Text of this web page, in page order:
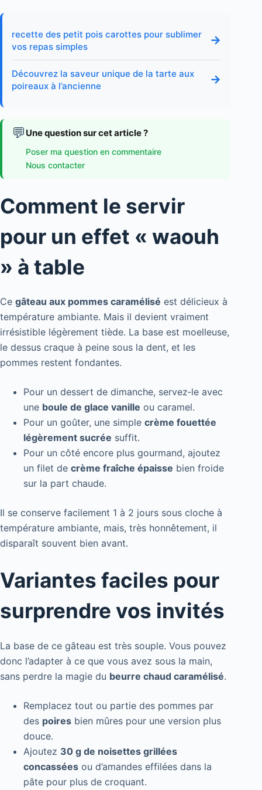
recette des petit pois carottes pour sublimer
vos repas simples
→
Découvrez la saveur unique de la tarte aux
poireaux à l’ancienne
→
💬 Une question sur cet article ?
Poser ma question en commentaire
Nous contacter
Comment le servir
pour un effet « waouh
» à table
Ce gâteau aux pommes caramélisé est délicieux à
température ambiante. Mais il devient vraiment
irrésistible légèrement tiède. La base est moelleuse,
le dessus craque à peine sous la dent, et les
pommes restent fondantes.
Pour un dessert de dimanche, servez‑le avec
une boule de glace vanille ou caramel.
Pour un goûter, une simple crème fouettée
légèrement sucrée suffit.
Pour un côté encore plus gourmand, ajoutez
un filet de crème fraîche épaisse bien froide
sur la part chaude.
Il se conserve facilement 1 à 2 jours sous cloche à
température ambiante, mais, très honnêtement, il
disparaît souvent bien avant.
Variantes faciles pour
surprendre vos invités
La base de ce gâteau est très souple. Vous pouvez
donc l’adapter à ce que vous avez sous la main,
sans perdre la magie du beurre chaud caramélisé.
Remplacez tout ou partie des pommes par
des poires bien mûres pour une version plus
douce.
Ajoutez 30 g de noisettes grillées
concassées ou d’amandes effilées dans la
pâte pour plus de croquant.